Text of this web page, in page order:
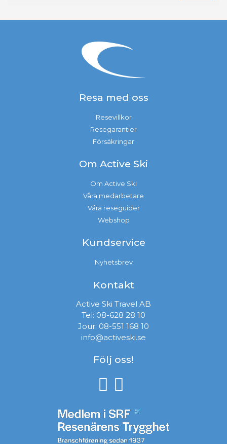
Resa med oss
Resevillkor
Resegarantier
Försäkringar
Om Active Ski
Om Active Ski
Våra medarbetare
Våra reseguider
Webshop
Kundservice
Nyhetsbrev
Kontakt
Active Ski Travel AB
Tel: 08-628 28 10
Jour: 08-551 168 10
info@activeski.se
Följ oss!